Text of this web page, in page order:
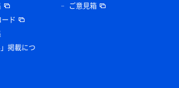
ド
掲載につ
ご意見箱